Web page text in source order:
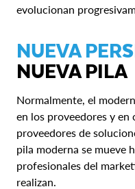
evolucionan
NUEVA
NUEVA PILA
Normalmente, el
en los proveedores y
proveedores de
pila moderna se mueve
profesionales del
realizan.